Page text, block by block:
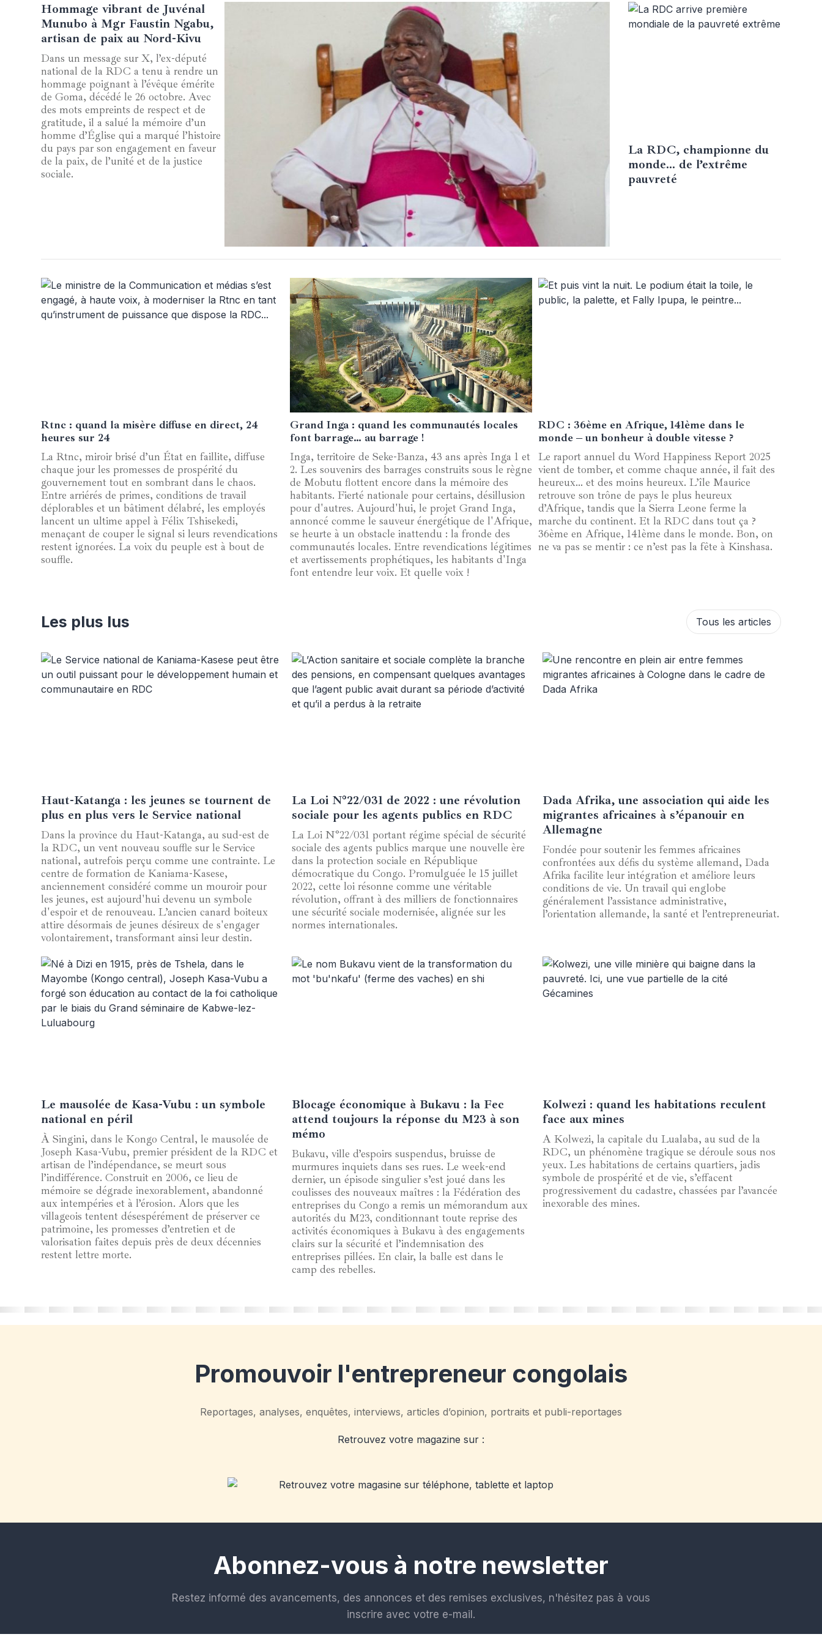
02 novembre 2025
Hommage vibrant de Juvénal
Munubo à Mgr Faustin Ngabu,
artisan de paix au Nord-Kivu
Dans un message sur X, l’ex-député
national de la RDC a tenu à rendre un
hommage poignant à l’évêque émérite
de Goma, décédé le 26 octobre. Avec
des mots empreints de respect et de
gratitude, il a salué la mémoire d’un
homme d’Église qui a marqué l’histoire
du pays par son engagement en faveur
de la paix, de l’unité et de la justice
sociale.
12 octobre 2025
La RDC, championne du
monde… de l’extrême
pauvreté
07 mai 2025
Rtnc : quand la misère diffuse en direct, 24
heures sur 24
La Rtnc, miroir brisé d’un État en faillite, diffuse
chaque jour les promesses de prospérité du
gouvernement tout en sombrant dans le chaos.
Entre arriérés de primes, conditions de travail
déplorables et un bâtiment délabré, les employés
lancent un ultime appel à Félix Tshisekedi,
menaçant de couper le signal si leurs revendications
restent ignorées. La voix du peuple est à bout de
souffle.
24 mars 2025
Grand Inga : quand les communautés locales
font barrage… au barrage !
Inga, territoire de Seke-Banza, 43 ans après Inga 1 et
2. Les souvenirs des barrages construits sous le règne
de Mobutu flottent encore dans la mémoire des
habitants. Fierté nationale pour certains, désillusion
pour d'autres. Aujourd'hui, le projet Grand Inga,
annoncé comme le sauveur énergétique de l'Afrique,
se heurte à un obstacle inattendu : la fronde des
communautés locales. Entre revendications légitimes
et avertissements prophétiques, les habitants d'Inga
font entendre leur voix. Et quelle voix !
23 mars 2025
RDC : 36ème en Afrique, 141ème dans le
monde – un bonheur à double vitesse ?
Le raport annuel du Word Happiness Report 2025
vient de tomber, et comme chaque année, il fait des
heureux… et des moins heureux. L’île Maurice
retrouve son trône de pays le plus heureux
d’Afrique, tandis que la Sierra Leone ferme la
marche du continent. Et la RDC dans tout ça ?
36ème en Afrique, 141ème dans le monde. Bon, on
ne va pas se mentir : ce n’est pas la fête à Kinshasa.
Les plus lus Tous les articles
26 septembre 2024
Haut-Katanga : les jeunes se tournent de
plus en plus vers le Service national
Dans la province du Haut-Katanga, au sud-est de
la RDC, un vent nouveau souffle sur le Service
national, autrefois perçu comme une contrainte. Le
centre de formation de Kaniama-Kasese,
anciennement considéré comme un mouroir pour
les jeunes, est aujourd'hui devenu un symbole
d'espoir et de renouveau. L’ancien canard boiteux
attire désormais de jeunes désireux de s'engager
volontairement, transformant ainsi leur destin.
03 janvier 2025
La Loi N°22/031 de 2022 : une révolution
sociale pour les agents publics en RDC
La Loi N°22/031 portant régime spécial de sécurité
sociale des agents publics marque une nouvelle ère
dans la protection sociale en République
démocratique du Congo. Promulguée le 15 juillet
2022, cette loi résonne comme une véritable
révolution, offrant à des milliers de fonctionnaires
une sécurité sociale modernisée, alignée sur les
normes internationales.
23 juin 2024
Dada Afrika, une association qui aide les
migrantes africaines à s’épanouir en
Allemagne
Fondée pour soutenir les femmes africaines
confrontées aux défis du système allemand, Dada
Afrika facilite leur intégration et améliore leurs
conditions de vie. Un travail qui englobe
généralement l’assistance administrative,
l’orientation allemande, la santé et l’entrepreneuriat.
18 janvier 2025
Le mausolée de Kasa-Vubu : un symbole
national en péril
À Singini, dans le Kongo Central, le mausolée de
Joseph Kasa-Vubu, premier président de la RDC et
artisan de l’indépendance, se meurt sous
l’indifférence. Construit en 2006, ce lieu de
mémoire se dégrade inexorablement, abandonné
aux intempéries et à l’érosion. Alors que les
villageois tentent désespérément de préserver ce
patrimoine, les promesses d’entretien et de
valorisation faites depuis près de deux décennies
restent lettre morte.
06 mars 2025
Blocage économique à Bukavu : la Fec
attend toujours la réponse du M23 à son
mémo
Bukavu, ville d’espoirs suspendus, bruisse de
murmures inquiets dans ses rues. Le week-end
dernier, un épisode singulier s’est joué dans les
coulisses des nouveaux maîtres : la Fédération des
entreprises du Congo a remis un mémorandum aux
autorités du M23, conditionnant toute reprise des
activités économiques à Bukavu à des engagements
clairs sur la sécurité et l’indemnisation des
entreprises pillées. En clair, la balle est dans le
camp des rebelles.
19 septembre 2024
Kolwezi : quand les habitations reculent
face aux mines
A Kolwezi, la capitale du Lualaba, au sud de la
RDC, un phénomène tragique se déroule sous nos
yeux. Les habitations de certains quartiers, jadis
symbole de prospérité et de vie, s’effacent
progressivement du cadastre, chassées par l’avancée
inexorable des mines.
Promouvoir l'entrepreneur congolais
Reportages, analyses, enquêtes, interviews, articles d’opinion, portraits et publi-reportages
Retrouvez votre magazine sur :
Abonnez-vous à notre newsletter
Restez informé des avancements, des annonces et des remises exclusives, n'hésitez pas à vous
inscrire avec votre e-mail.